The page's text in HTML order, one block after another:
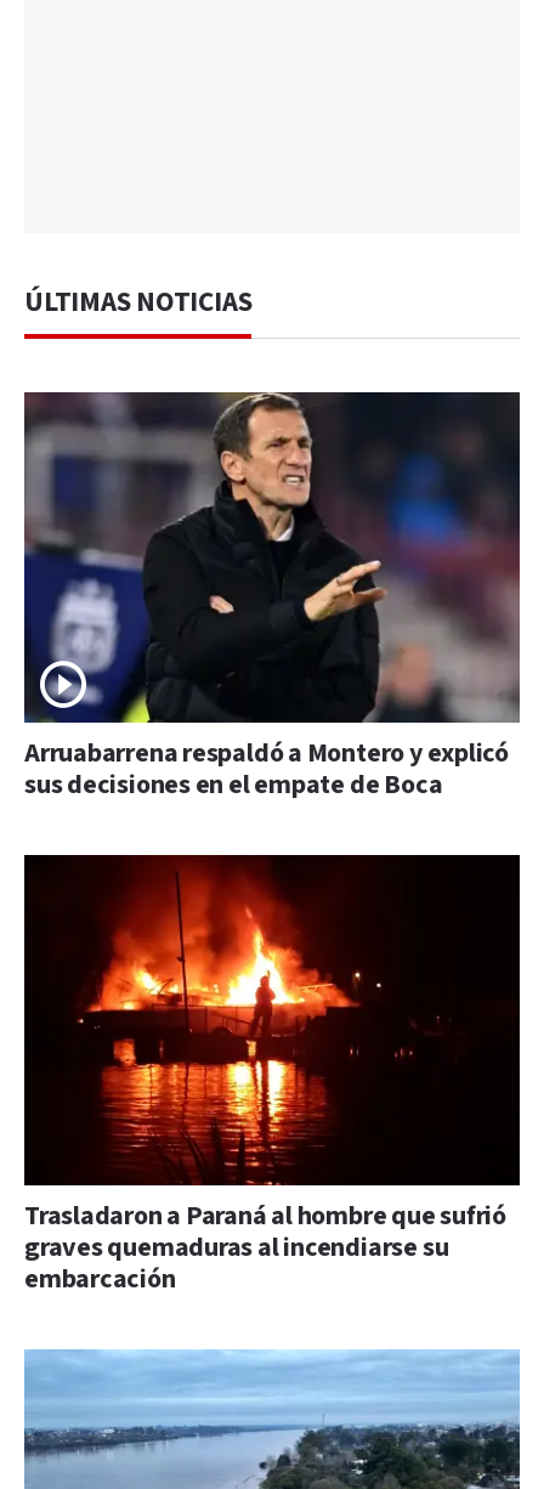
ÚLTIMAS NOTICIAS
Arruabarrena respaldó a Montero y explicó
sus decisiones en el empate de Boca
Trasladaron a Paraná al hombre que sufrió
graves quemaduras al incendiarse su
embarcación